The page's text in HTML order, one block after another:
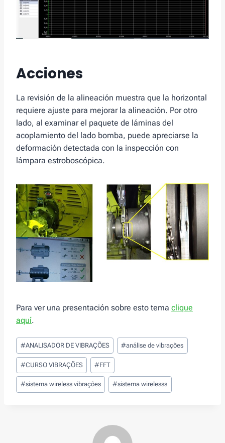
Acciones
La revisión de la alineación muestra que la horizontal
requiere ajuste para mejorar la alineación. Por otro
lado, al examinar el paquete de láminas del
acoplamiento del lado bomba, puede apreciarse la
deformación detectada con la inspección con
lámpara estroboscópica.
Para ver una presentación sobre esto tema clique
aquí.
Post
Tags:
#ANALISADOR DE VIBRAÇÕES #análise de vibrações
#CURSO VIBRAÇÕES #FFT
#sistema wireless vibrações #sistema wirelesss